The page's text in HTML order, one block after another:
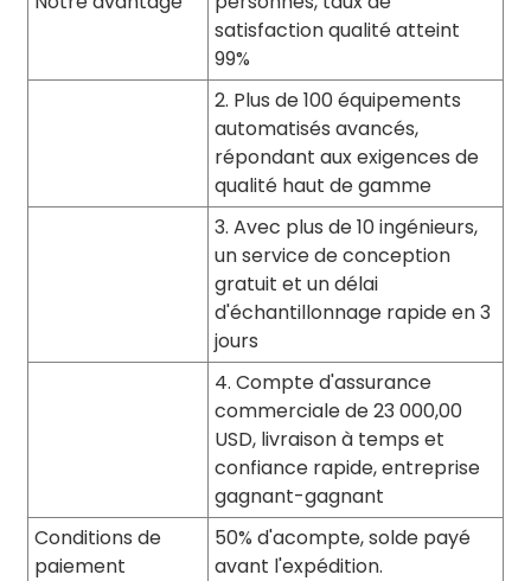
satisfaction qualité atteint
99%
2. Plus de 100 équipements
automatisés avancés,
répondant aux exigences de
qualité haut de gamme
3. Avec plus de 10 ingénieurs,
un service de conception
gratuit et un délai
d'échantillonnage rapide en 3
jours
4. Compte d'assurance
commerciale de 23 000,00
USD, livraison à temps et
confiance rapide, entreprise
gagnant-gagnant
Conditions de
paiement
50% d'acompte, solde payé
avant l'expédition.